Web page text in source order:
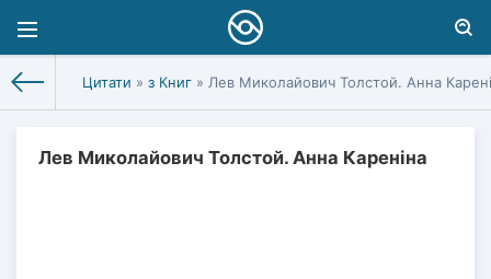
Цитати » з Книг » Лев Миколайович Толстой. Анна
Лев Миколайович Толстой. Анна Кареніна